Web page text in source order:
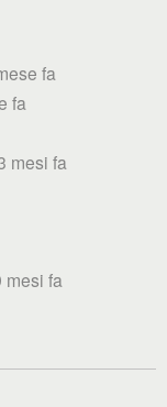
fa
fa
mesi fa
mesi fa